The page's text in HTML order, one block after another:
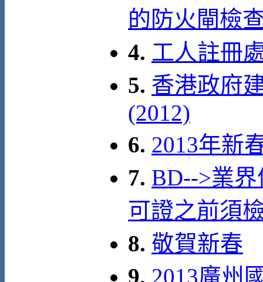
的防火閘檢
4. 工人註冊
5. 香港政府
(2012)
6. 2013年新
7. BD-->業
可證之前須
8. 敬賀新春
9. 2013廣州